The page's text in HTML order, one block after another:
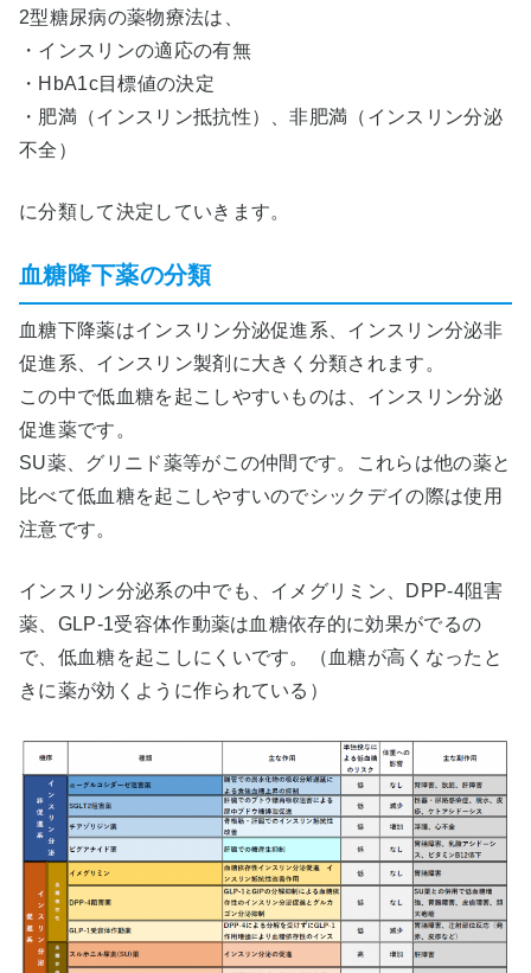
2型糖尿病の薬物療法は、
・インスリンの適応の有無
・HbA1c目標値の決定
・肥満（インスリン抵抗性）、非肥満（インスリン分泌
不全）
に分類して決定していきます。
血糖降下薬の分類
血糖下降薬はインスリン分泌促進系、インスリン分泌非
促進系、インスリン製剤に大きく分類されます。
この中で低血糖を起こしやすいものは、インスリン分泌
促進薬です。
SU薬、グリニド薬等がこの仲間です。これらは他の薬と
比べて低血糖を起こしやすいのでシックデイの際は使用
注意です。
インスリン分泌系の中でも、イメグリミン、DPP-4阻害
薬、GLP-1受容体作動薬は血糖依存的に効果がでるの
で、低血糖を起こしにくいです。（血糖が高くなったと
きに薬が効くように作られている）